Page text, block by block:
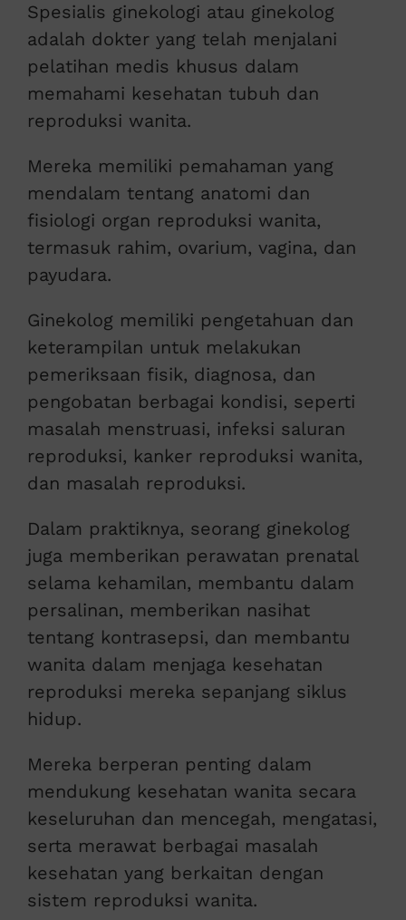
Spesialis ginekologi atau ginekolog
adalah dokter yang telah menjalani
pelatihan medis khusus dalam
memahami kesehatan tubuh dan
reproduksi wanita.
Mereka memiliki pemahaman yang
mendalam tentang anatomi dan
fisiologi organ reproduksi wanita,
termasuk rahim, ovarium, vagina, dan
payudara.
Ginekolog memiliki pengetahuan dan
keterampilan untuk melakukan
pemeriksaan fisik, diagnosa, dan
pengobatan berbagai kondisi, seperti
masalah menstruasi, infeksi saluran
reproduksi, kanker reproduksi wanita,
dan masalah reproduksi.
Dalam praktiknya, seorang ginekolog
juga memberikan perawatan prenatal
selama kehamilan, membantu dalam
persalinan, memberikan nasihat
tentang kontrasepsi, dan membantu
wanita dalam menjaga kesehatan
reproduksi mereka sepanjang siklus
hidup.
Mereka berperan penting dalam
mendukung kesehatan wanita secara
keseluruhan dan mencegah, mengatasi,
serta merawat berbagai masalah
kesehatan yang berkaitan dengan
sistem reproduksi wanita.